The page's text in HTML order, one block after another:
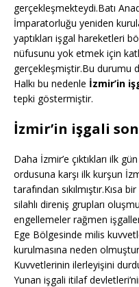
gerçekleşmekteydi.Batı
İmparatorluğu yeniden
yaptıkları işgal hareketleri
nüfusunu yok etmek için
gerçekleşmiştir.Bu durumu
Halkı bu nedenle İzmir’in
tepki göstermiştir.
İzmir’in işgali
Daha İzmir’e çıktıkları ilk
ordusuna karşı ilk kurşun
tarafından sıkılmıştır.Kısa
silahlı direniş grupları
engellemeler rağmen
Ege Bölgesinde milis
kurulmasına neden
Kuvvetlerinin ilerleyişini
Yunan işgali itilaf